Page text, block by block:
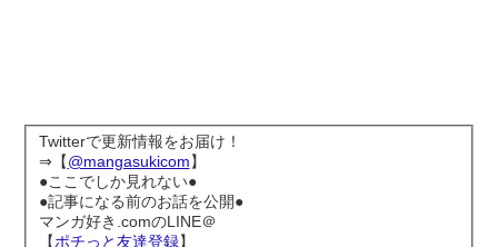
Twitterで更新情報をお届け！
⇒【@mangasukicom】
●ここでしか見れない●
●記事になる前のお話を公開●
マンガ好き.comのLINE＠
【ポチっと友達登録】